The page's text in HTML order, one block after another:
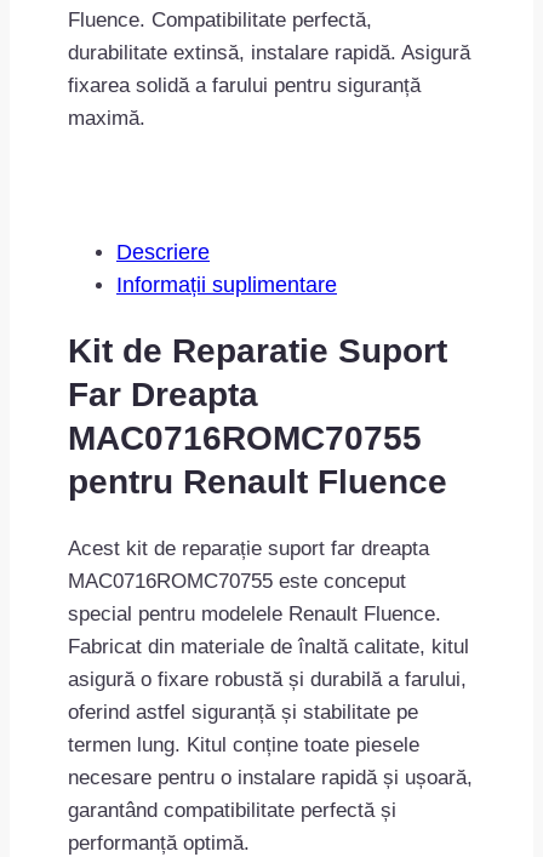
Fluence
MAC0716ROMC70755
Fluence. Compatibilitate perfectă,
durabilitate extinsă, instalare rapidă. Asigură
fixarea solidă a farului pentru siguranță
maximă.
Descriere
Informații suplimentare
Kit de Reparatie Suport
Far Dreapta
MAC0716ROMC70755
pentru Renault Fluence
Acest kit de reparație suport far dreapta
MAC0716ROMC70755 este conceput
special pentru modelele Renault Fluence.
Fabricat din materiale de înaltă calitate, kitul
asigură o fixare robustă și durabilă a farului,
oferind astfel siguranță și stabilitate pe
termen lung. Kitul conține toate piesele
necesare pentru o instalare rapidă și ușoară,
garantând compatibilitate perfectă și
performanță optimă.